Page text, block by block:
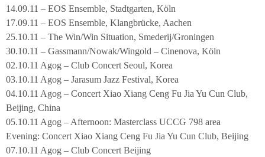
14.09.11 – EOS Ensemble, Stadtgarten, Köln
17.09.11 – EOS Ensemble, Klangbrücke, Aachen
25.10.11 – The Win/Win Situation, Smederij/Groningen
30.10.11 – Gassmann/Nowak/Wingold – Cinenova, Köln
02.10.11 Agog – Club Concert Seoul, Korea
03.10.11 Agog – Jarasum Jazz Festival, Korea
04.10.11 Agog – Concert Xiao Xiang Ceng Fu Jia Yu Cun Club,
Beijing, China
05.10.11 Agog – Afternoon: Masterclass UCCG 798 area
Evening: Concert Xiao Xiang Ceng Fu Jia Yu Cun Club, Beijing
07.10.11 Agog – Club Concert Beijing